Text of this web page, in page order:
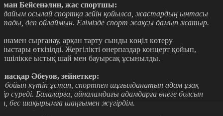
Бейсенәлин, жас спортшы:
осылай спортқа зейін қойылса, жастардың ынтасы
деп ойлаймын. Елімізде спорт жақсы дамып жатыр.
сырғанау, арқан тарту сынды көңіл көтеру
өткізілді. Жергілікті өнерпаздар концерт қойып,
ыстық шай мен бауырсақ ұсынылды.
Әбеуов, зейнеткер:
бойын күтіп ұстап, спортпен шұғылданатын адам ұзақ
сүреді. Балаларға, айналамдағы адамдарға өнеге болсын
бес шақырымға шаңғымен жүгірдім.